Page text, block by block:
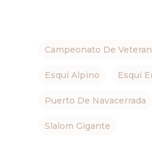
Campeonato De
Esquí Alpino Esquí
Puerto De Navacerrada
Slalom Gigante